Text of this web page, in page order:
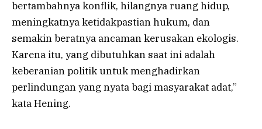
bertambahnya konflik, hilangnya ruang hidup,
meningkatnya ketidakpastian hukum, dan
semakin beratnya ancaman kerusakan ekologis.
Karena itu, yang dibutuhkan saat ini adalah
keberanian politik untuk menghadirkan
perlindungan yang nyata bagi masyarakat adat,”
kata Hening.